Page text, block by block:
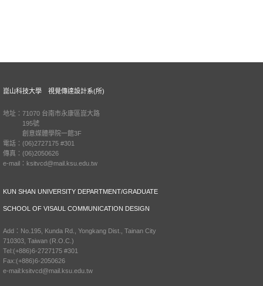
崑山科技大學 視覺傳達設計系(所)
地址：71070 台南市永康區崑大路
195號
創意媒體學院一館3F
電話：(06)2727175 #301
傳真：(06)2050626
e-mail：ksitvcd@mail.ksu.edu.tw
KUN SHAN UNIVERSITY DEPARTMENT/GRADUATE
SCHOOL OF VISAUL COMMUNICATION DESIGN
Add：No.195, Kunda Rd., Yongkang Dist., Tainan City
710303, Taiwan (R.O.C.)
Tel:(+886)6-2727175 #301
Fax:(+886)6-2050626
e-mail:ksitvcd@mail.ksu.edu.tw